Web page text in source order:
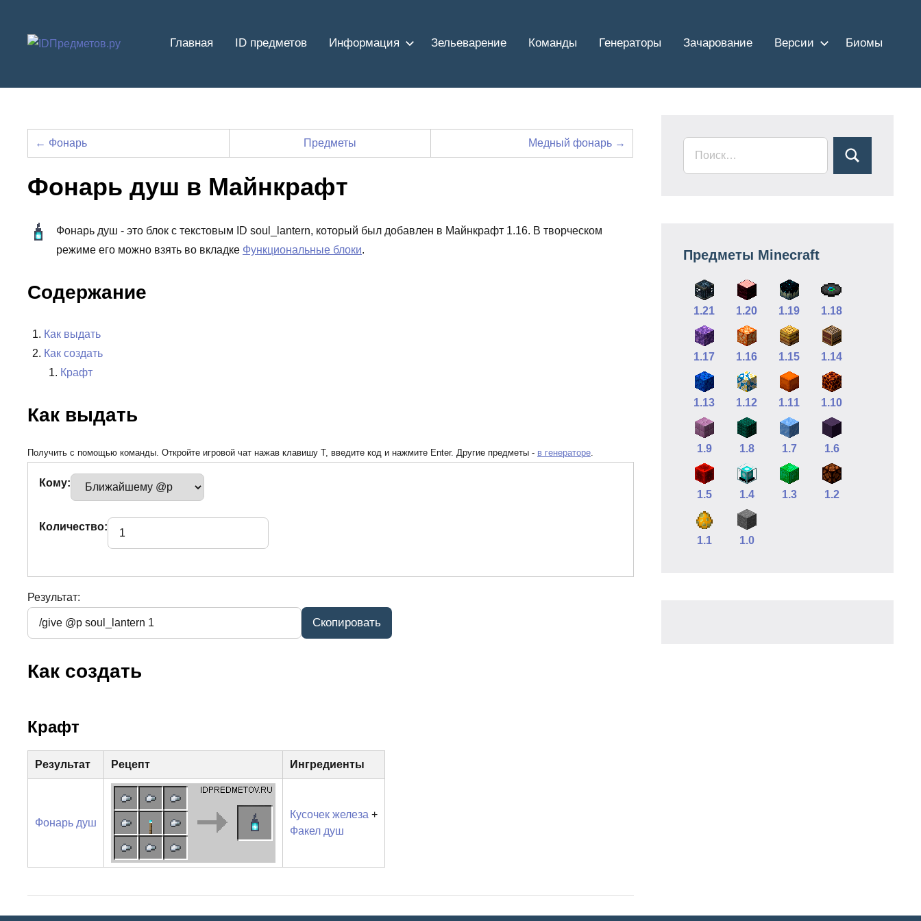
содержимому
Главная ID предметов Информация Зельеварение Команды Генераторы Зачарование Версии Биомы
← Фонарь Предметы Медный фонарь →
Фонарь душ в Майнкрафт
Фонарь душ - это блок с текстовым ID soul_lantern, который был добавлен в Майнкрафт 1.16. В творческом
режиме его можно взять во вкладке Функциональные блоки.
Содержание
Как выдать
Как создать
Крафт
Как выдать
Получить с помощью команды. Откройте игровой чат нажав клавишу T, введите код и нажмите Enter. Другие предметы - в генераторе
Кому:
Количество:
Результат:
Как создать
Крафт
Результат Рецепт Ингредиенты
Фонарь душ
Кусочек железа +
Факел душ
Предметы Minecraft
1.21 1.20 1.19 1.18
1.17 1.16 1.15 1.14
1.13 1.12 1.11 1.10
1.9 1.8 1.7 1.6
1.5 1.4 1.3 1.2
1.1 1.0